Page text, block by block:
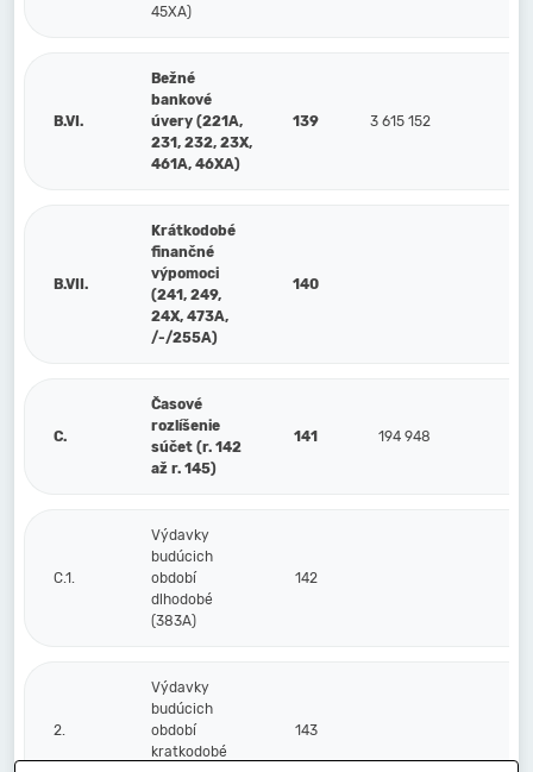
45XA)
B.VI.
Bežné
bankové
úvery (221A,
231, 232, 23X,
461A, 46XA)
139 3 615 152
B.VII.
Krátkodobé
finančné
výpomoci
(241, 249,
24X, 473A,
/-/255A)
140
C.
Časové
rozlíšenie
súčet (r. 142
až r. 145)
141 194 948
C.1.
Výdavky
budúcich
období
dlhodobé
(383A)
142
2.
Výdavky
budúcich
období
kratkodobé
143